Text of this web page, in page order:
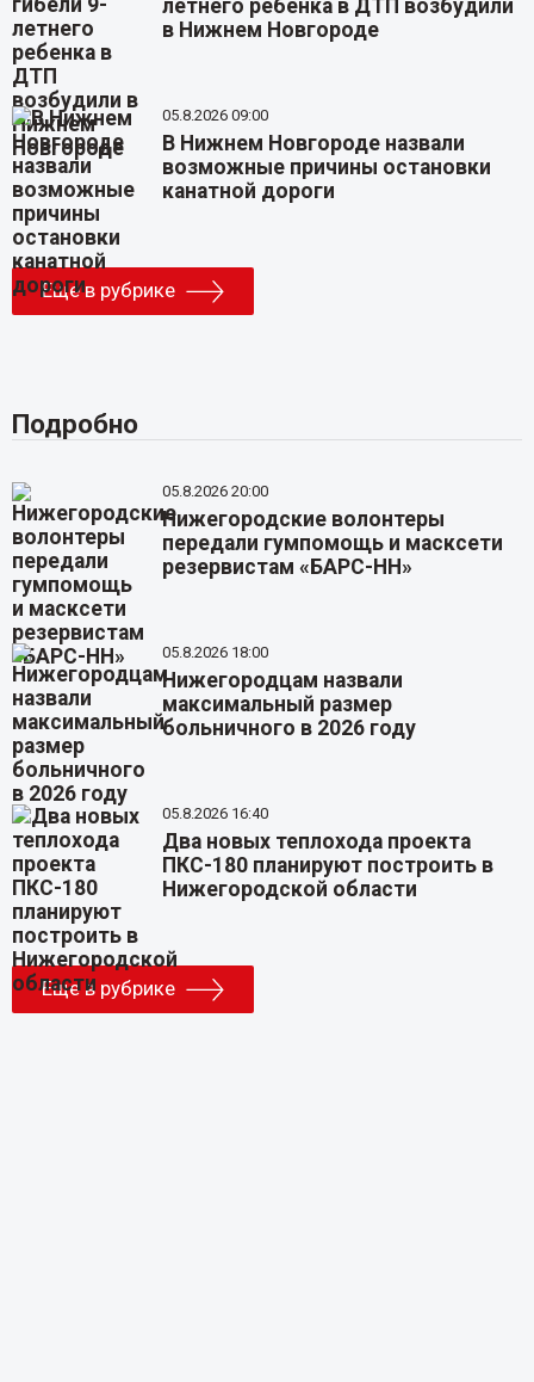
летнего ребенка в ДТП возбудили
в Нижнем Новгороде
05.8.2026 09:00
В Нижнем Новгороде назвали
возможные причины остановки
канатной дороги
Еще в рубрике
Подробно
05.8.2026 20:00
Нижегородские волонтеры
передали гумпомощь и масксети
резервистам «БАРС-НН»
05.8.2026 18:00
Нижегородцам назвали
максимальный размер
больничного в 2026 году
05.8.2026 16:40
Два новых теплохода проекта
ПКС-180 планируют построить в
Нижегородской области
Еще в рубрике